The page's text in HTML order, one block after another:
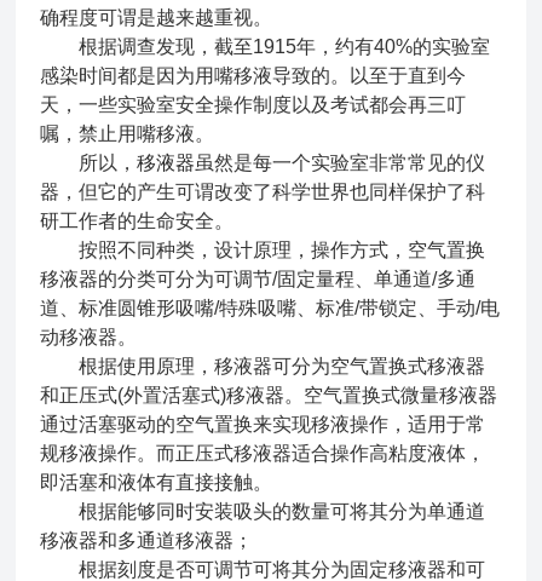
确程度可谓是越来越重视。
根据调查发现，截至1915年，约有40%的实验室
感染时间都是因为用嘴移液导致的。以至于直到今
天，一些实验室安全操作制度以及考试都会再三叮
嘱，禁止用嘴移液。
所以，移液器虽然是每一个实验室非常常见的仪
器，但它的产生可谓改变了科学世界也同样保护了科
研工作者的生命安全。
按照不同种类，设计原理，操作方式，空气置换
移液器的分类可分为可调节/固定量程、单通道/多通
道、标准圆锥形吸嘴/特殊吸嘴、标准/带锁定、手动/电
动移液器。
根据使用原理，移液器可分为空气置换式移液器
和正压式(外置活塞式)移液器。空气置换式微量移液器
通过活塞驱动的空气置换来实现移液操作，适用于常
规移液操作。而正压式移液器适合操作高粘度液体，
即活塞和液体有直接接触。
根据能够同时安装吸头的数量可将其分为单通道
移液器和多通道移液器；
根据刻度是否可调节可将其分为固定移液器和可